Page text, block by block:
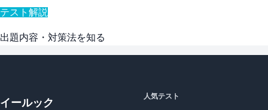
テスト解説
出題内容・対策法を知る
イールック
人気テスト